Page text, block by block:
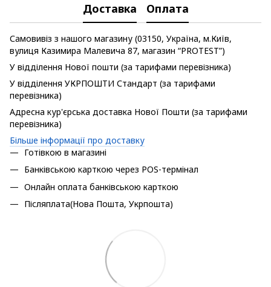
Доставка Оплата
Самовивіз з нашого магазину (03150, Україна, м.Київ,
вулиця Казимира Малевича 87, магазин “PROTEST”)
У відділення Нової пошти (за тарифами перевізника)
У відділення УКРПОШТИ Стандарт (за тарифами
перевізника)
Адресна кур'єрська доставка Нової Пошти (за тарифами
перевізника)
Більше інформації про доставку
Готівкою в магазині
Банківською карткою через POS-термінал
Онлайн оплата банківською карткою
Післяплата(Нова Пошта, Укрпошта)